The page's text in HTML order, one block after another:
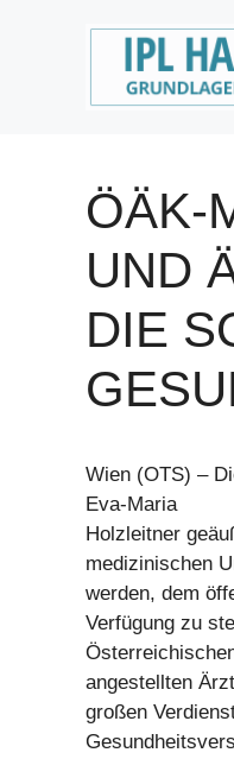
ÖÄK-
UND
DIE
Wien (OTS) –
Eva-Maria
Holzleitner
medizinischen
werden, dem
Verfügung zu
angestellten
großen